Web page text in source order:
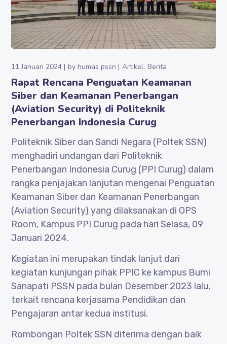
11 Januari 2024 by humas pssn Artikel Berita
Rapat Rencana Penguatan Keamanan
Siber dan Keamanan Penerbangan
(Aviation Security) di Politeknik
Penerbangan Indonesia Curug
Politeknik Siber dan Sandi Negara (Poltek SSN)
menghadiri undangan dari Politeknik
Penerbangan Indonesia Curug (PPI Curug) dalam
rangka penjajakan lanjutan mengenai Penguatan
Keamanan Siber dan Keamanan Penerbangan
(Aviation Security) yang dilaksanakan di OPS
Room, Kampus PPI Curug pada hari Selasa, 09
Januari 2024.
Kegiatan ini merupakan tindak lanjut dari
kegiatan kunjungan pihak PPIC ke kampus Bumi
Sanapati PSSN pada bulan Desember 2023 lalu,
terkait rencana kerjasama Pendidikan dan
Pengajaran antar kedua institusi.
Rombongan Poltek SSN diterima dengan baik